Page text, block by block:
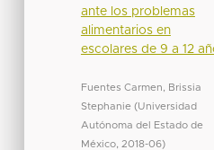
ante los problemas
alimentarios en
escolares de 9 a 12
Fuentes Carmen, Brissia
Stephanie (Universidad
Autónoma del Estado de
México, 2018-06)